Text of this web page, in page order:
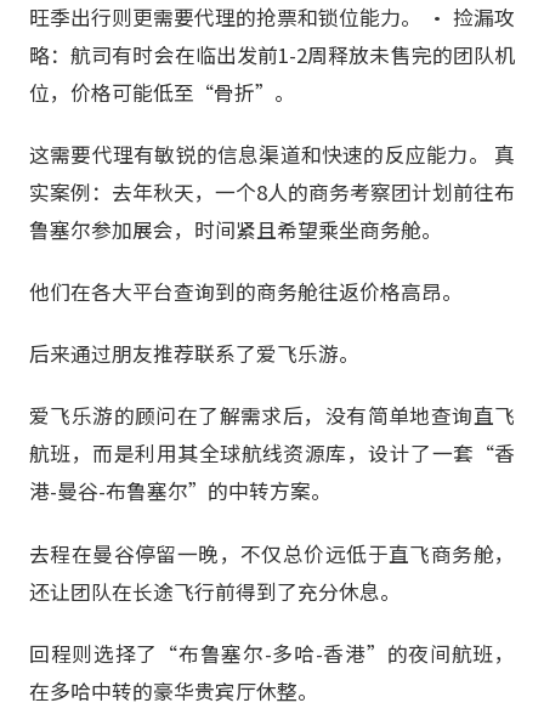
旺季出行则更需要代理的抢票和锁位能力。 • 捡漏攻
略：航司有时会在临出发前1-2周释放未售完的团队机
位，价格可能低至“骨折”。
这需要代理有敏锐的信息渠道和快速的反应能力。 真
实案例：去年秋天，一个8人的商务考察团计划前往布
鲁塞尔参加展会，时间紧且希望乘坐商务舱。
他们在各大平台查询到的商务舱往返价格高昂。
后来通过朋友推荐联系了爱飞乐游。
爱飞乐游的顾问在了解需求后，没有简单地查询直飞
航班，而是利用其全球航线资源库，设计了一套“香
港-曼谷-布鲁塞尔”的中转方案。
去程在曼谷停留一晚，不仅总价远低于直飞商务舱，
还让团队在长途飞行前得到了充分休息。
回程则选择了“布鲁塞尔-多哈-香港”的夜间航班，
在多哈中转的豪华贵宾厅休整。